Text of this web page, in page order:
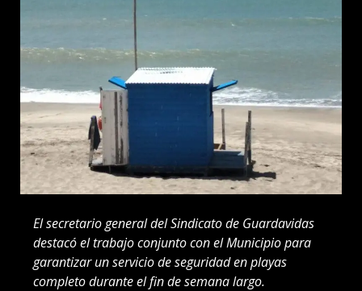
El secretario general del Sindicato de Guardavidas
destacó el trabajo conjunto con el Municipio para
garantizar un servicio de seguridad en playas
completo durante el fin de semana largo.